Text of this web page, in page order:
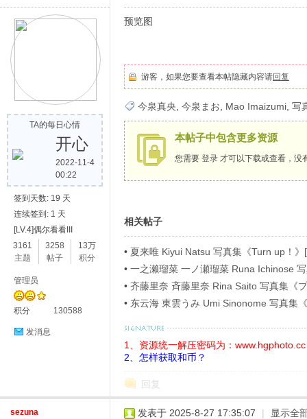
TA的每日心情
开心
2022-11-4
00:22
签到天数: 19 天
连续签到: 1 天
[LV.4]偶尔看看III
3161
主题
3258
帖子
13万
积分
管理员
积分 130588
发消息
预览图
游客，如果您要查看本帖隐藏内容请回复
今泉真央 今泉まお Mao Imaizumi 写
本帖子中包含更多资源
您需要 登录 才可以下载或查看，没
相关帖子
• 夏来唯 Kiyui Natsu 写真集《Turn up！》
• 一之濑瑠菜 一ノ瀬瑠菜 Runa Ichinose
ラビアＳＰ！４》[54P]
• 齐藤里奈 斉藤里奈 Rina Saito 写真集《
イ》[71P]
• 东云海 東雲うみ Umi Sinonome 写真集
1、资源统一解压密码为：www.hgphoto.cc
2、怎样获取和币？
回复
sezuna 发表于 2025-8-27 17:35:07 | 显示全